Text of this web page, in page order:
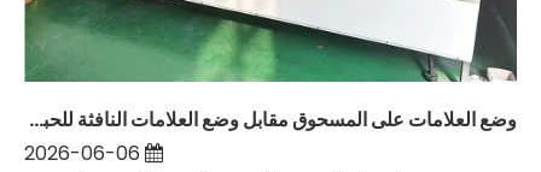
وضع العلامات على المسحوق مقابل وضع العلامات النافثة للحبر على آلة القطع بالليزر: التطبيق والاختلافات في صناعة بناء السفن